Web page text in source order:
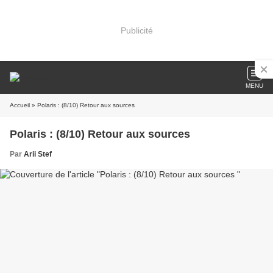
Publicité
MENU
Accueil » Polaris : (8/10) Retour aux sources
Polaris : (8/10) Retour aux sources
Par Arii Stef